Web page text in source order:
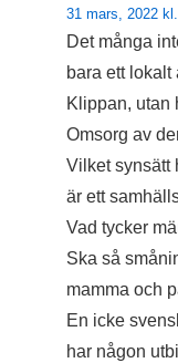
31 mars, 2022
Det många
bara ett
Klippan, utan
Omsorg av
Vilket synsätt
är ett
Vad tycker
Ska så
mamma och
En icke
har någon